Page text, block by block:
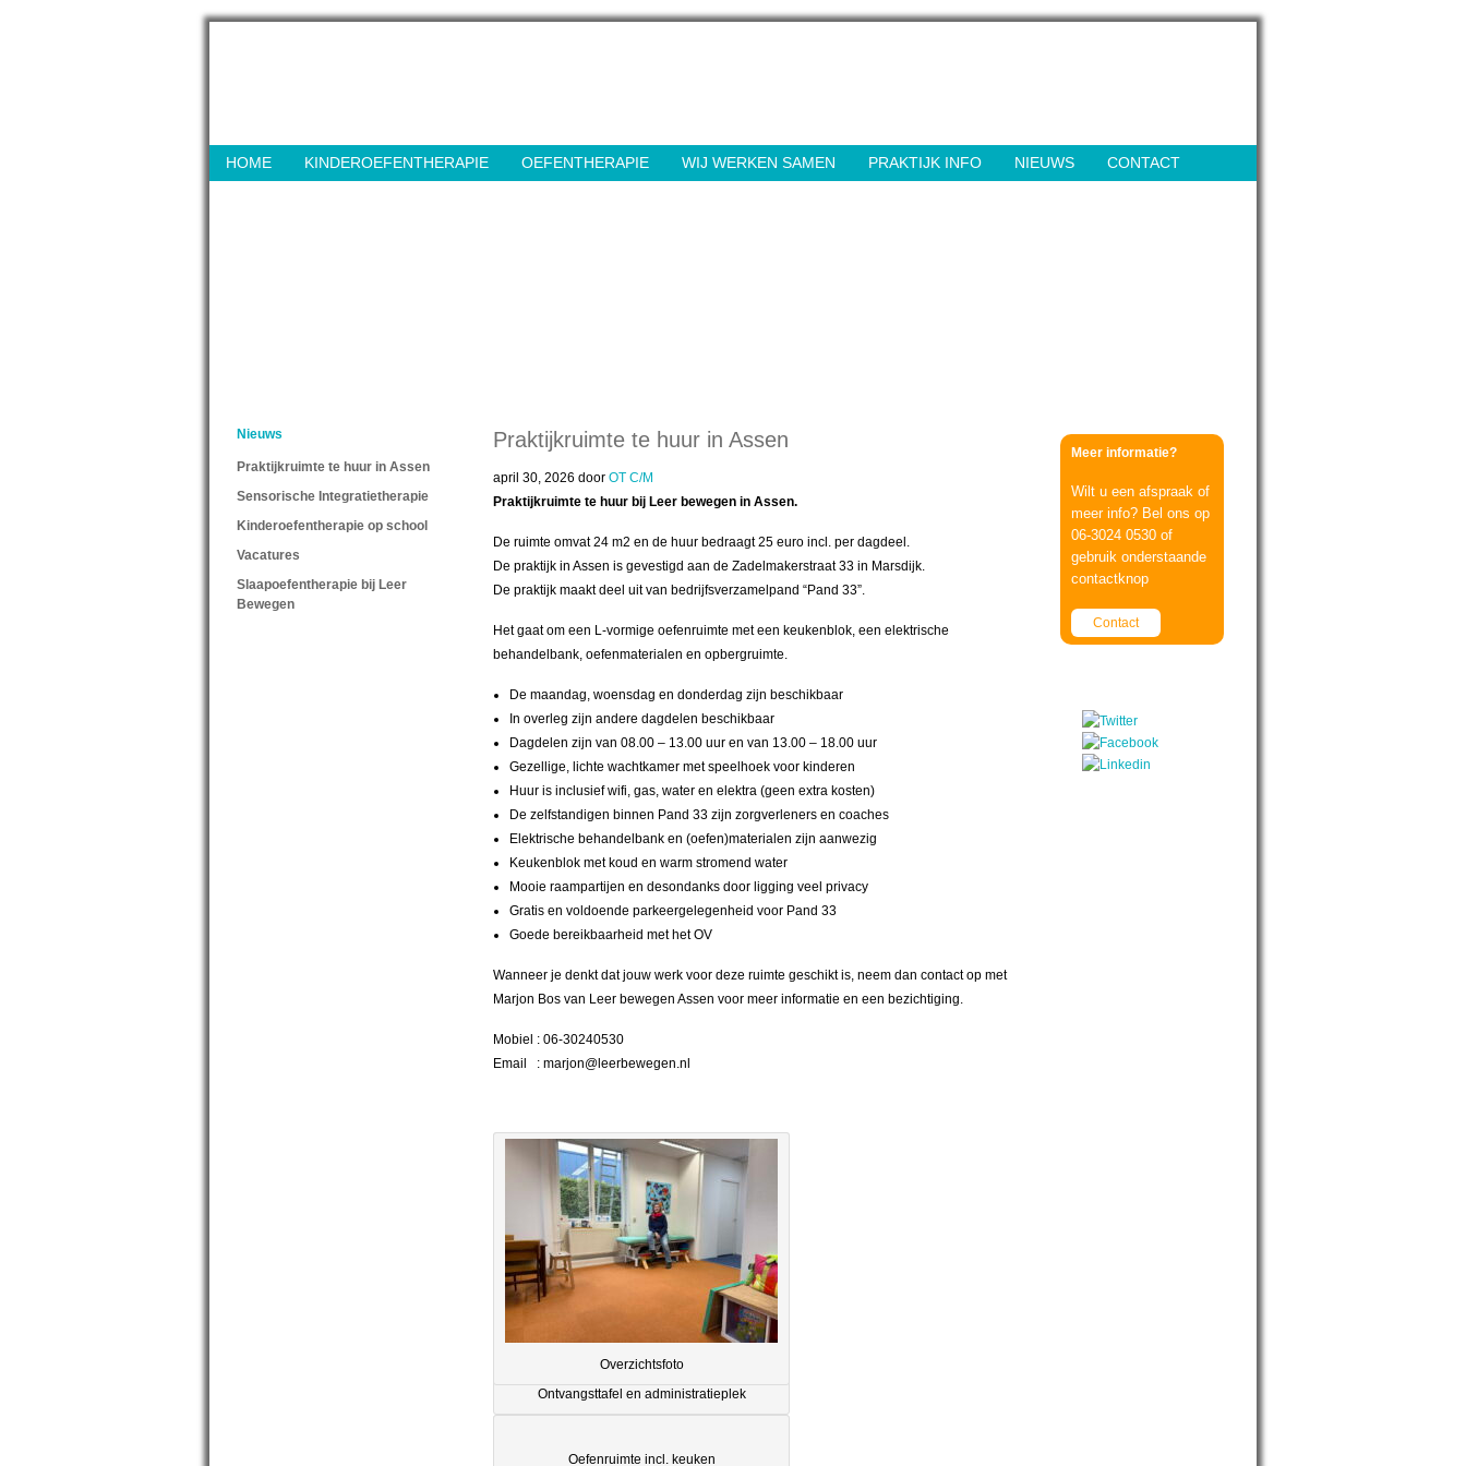
HOME KINDEROEFENTHERAPIE OEFENTHERAPIE WIJ WERKEN SAMEN PRAKTIJK INFO NIEUWS CONTACT
Praktijkruimte te huur in Assen
april 30, 2026 door OT C/M
Praktijkruimte te huur bij Leer bewegen in Assen.
De ruimte omvat 24 m2 en de huur bedraagt 25 euro incl. per dagdeel.
De praktijk in Assen is gevestigd aan de Zadelmakerstraat 33 in Marsdijk.
De praktijk maakt deel uit van bedrijfsverzamelpand “Pand 33”.
Het gaat om een L-vormige oefenruimte met een keukenblok, een elektrische
behandelbank, oefenmaterialen en opbergruimte.
De maandag, woensdag en donderdag zijn beschikbaar
In overleg zijn andere dagdelen beschikbaar
Dagdelen zijn van 08.00 – 13.00 uur en van 13.00 – 18.00 uur
Gezellige, lichte wachtkamer met speelhoek voor kinderen
Huur is inclusief wifi, gas, water en elektra (geen extra kosten)
De zelfstandigen binnen Pand 33 zijn zorgverleners en coaches
Elektrische behandelbank en (oefen)materialen zijn aanwezig
Keukenblok met koud en warm stromend water
Mooie raampartijen en desondanks door ligging veel privacy
Gratis en voldoende parkeergelegenheid voor Pand 33
Goede bereikbaarheid met het OV
Wanneer je denkt dat jouw werk voor deze ruimte geschikt is, neem dan contact op met
Marjon Bos van Leer bewegen Assen voor meer informatie en een bezichtiging.
Mobiel : 06-30240530
Email : marjon@leerbewegen.nl
Overzichtsfoto
Ontvangsttafel en administratieplek
Oefenruimte incl. keuken
Meer informatie?
Wilt u een afspraak of
meer info? Bel ons op
06-3024 0530 of
gebruik onderstaande
contactknop
Contact
Nieuws
Praktijkruimte te huur in Assen
Sensorische Integratietherapie
Kinderoefentherapie op school
Vacatures
Slaapoefentherapie bij Leer
Bewegen